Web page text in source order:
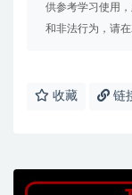
供参考学习使用
和非法行为，请
收藏 链